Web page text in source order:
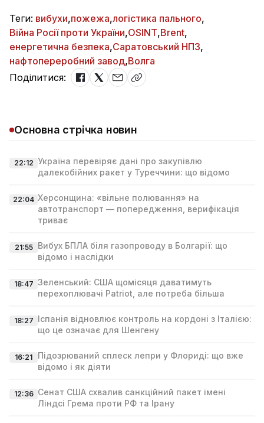
Теги: вибухи,пожежа,логістика пального,
Війна Росії проти України,OSINT,Brent,
енергетична безпека,Саратовський НПЗ,
нафтопереробний завод,Волга
Поділитися:
Основна стрічка новин
22:12 Україна перевіряє дані про закупівлю
далекобійних ракет у Туреччини: що відомо
22:04 Херсонщина: «вільне полювання» на
автотранспорт — попередження, верифікація
триває
21:55
Вибух БПЛА біля газопроводу в Болгарії: що
відомо і наслідки
18:47 Зеленський: США щомісяця даватимуть
перехоплювачі Patriot, але потреба більша
18:27 Іспанія відновлює контроль на кордоні з Італією:
що це означає для Шенгену
16:21
Підозрюваний сплеск лепри у Флориді: що вже
відомо і як діяти
12:36 Сенат США схвалив санкційний пакет імені
Ліндсі Гремa проти РФ та Ірану